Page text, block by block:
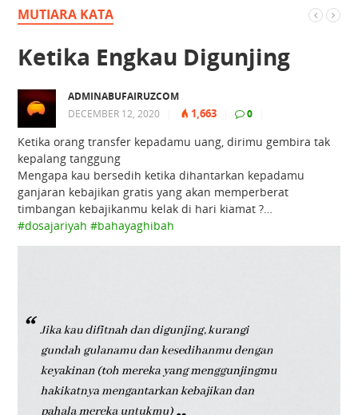
MUTIARA KATA
Ketika Engkau Digunjing
ADMINABUFAIRUZCOM
DECEMBER 12, 2020
1,663 0
Ketika orang transfer kepadamu uang, dirimu gembira tak
kepalang tanggung
Mengapa kau bersedih ketika dihantarkan kepadamu
ganjaran kebajikan gratis yang akan memperberat
timbangan kebajikanmu kelak di hari kiamat ?…
#dosajariyah #bahayaghibah